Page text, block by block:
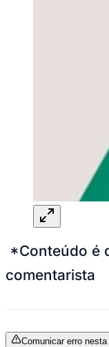
*Conteúdo é
comentarista
Comunicar erro